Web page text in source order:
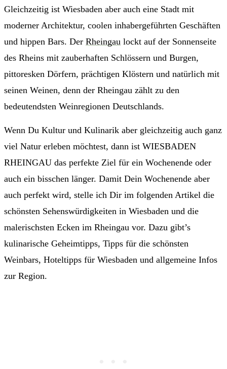
Gleichzeitig ist Wiesbaden aber auch eine Stadt mit
moderner Architektur, coolen inhabergeführten Geschäften
und hippen Bars. Der Rheingau lockt auf der Sonnenseite
des Rheins mit zauberhaften Schlössern und Burgen,
pittoresken Dörfern, prächtigen Klöstern und natürlich mit
seinen Weinen, denn der Rheingau zählt zu den
bedeutendsten Weinregionen Deutschlands.
Wenn Du Kultur und Kulinarik aber gleichzeitig auch ganz
viel Natur erleben möchtest, dann ist WIESBADEN
RHEINGAU das perfekte Ziel für ein Wochenende oder
auch ein bisschen länger. Damit Dein Wochenende aber
auch perfekt wird, stelle ich Dir im folgenden Artikel die
schönsten Sehenswürdigkeiten in Wiesbaden und die
malerischsten Ecken im Rheingau vor. Dazu gibt’s
kulinarische Geheimtipps, Tipps für die schönsten
Weinbars, Hoteltipps für Wiesbaden und allgemeine Infos
zur Region.